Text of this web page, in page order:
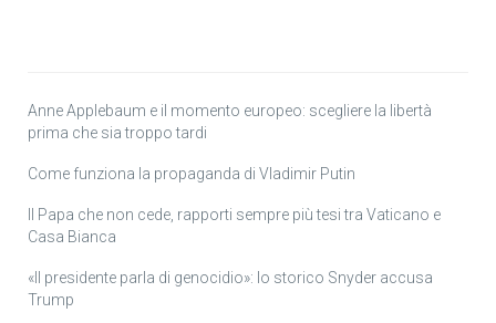
Anne Applebaum e il momento europeo: scegliere la libertà
prima che sia troppo tardi
Come funziona la propaganda di Vladimir Putin
Il Papa che non cede, rapporti sempre più tesi tra Vaticano e
Casa Bianca
«Il presidente parla di genocidio»: lo storico Snyder accusa
Trump